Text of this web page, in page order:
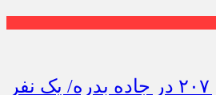
انحراف شدید پژو ۲۰۷ در جاده بدره/ یک نفر